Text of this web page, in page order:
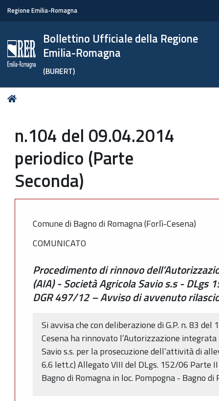
Regione Emilia-Romagna
Bollettino Ufficiale della Regione
Emilia-Romagna
(BURERT)
Tu
n.104 del 09.04.2014
periodico (Parte
Seconda)
Comune di Bagno di Romagna (Forlì-Cesena)
COMUNICATO
Procedimento di rinnovo
(AIA) - Società Agricola Savio s.s - DLgs
DGR 497/12 – Avviso di avvenuto
Si avvisa che con deliberazione di G.P. n. 83
Cesena ha rinnovato l’Autorizzazione
Savio s.s. per la prosecuzione dell’attività di
6.6 lett.c) Allegato VIII del DLgs. 152/06 Parte
Bagno di Romagna in loc. Pompogna - Bagno di